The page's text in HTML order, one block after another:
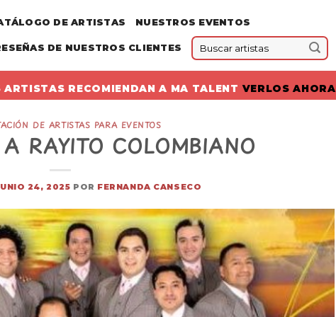
DE ARTISTAS NUESTROS EVENTOS
DE NUESTROS CLIENTES
ARTISTAS RECOMIENDAN A MA TALENT VERLOS AHORA
DE ARTISTAS PARA EVENTOS
RAYITO COLOMBIANO
24, 2025 POR FERNANDA CANSECO